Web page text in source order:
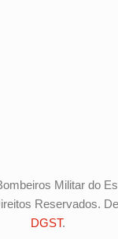
Militar do
Reservados.
DGST.